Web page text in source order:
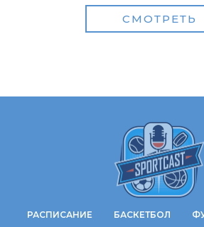
СМОТРЕТЬ
РАСПИСАНИЕ БАСКЕТБОЛ